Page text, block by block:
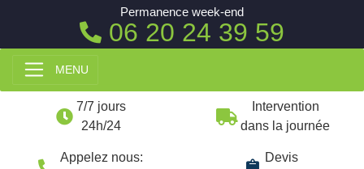
MENU
7/7 jours
24h/24
Intervention
dans la journée
Appelez nous:
Devis
Permanence week-end
06 20 24 39 59